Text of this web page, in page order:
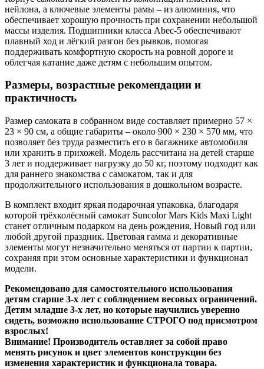
нейлона, а ключевые элементы рамы – из алюминия, что
обеспечивает хорошую прочность при сохранении небольшой
массы изделия. Подшипники класса Abec‑5 обеспечивают
плавный ход и лёгкий разгон без рывков, помогая
поддерживать комфортную скорость на ровной дороге и
облегчая катание даже детям с небольшим опытом.
Размеры, возрастные рекомендации и
практичность
Размер самоката в собранном виде составляет примерно 57 ×
23 × 90 см, а общие габариты – около 900 × 230 × 570 мм, что
позволяет без труда разместить его в багажнике автомобиля
или хранить в прихожей. Модель рассчитана на детей старше
3 лет и поддерживает нагрузку до 50 кг, поэтому подходит как
для раннего знакомства с самокатом, так и для
продолжительного использования в дошкольном возрасте.
В комплект входит яркая подарочная упаковка, благодаря
которой трёхколёсный самокат Suncolor Mars Kids Maxi Light
станет отличным подарком на день рождения, Новый год или
любой другой праздник. Цветовая гамма и декоративные
элементы могут незначительно меняться от партии к партии,
сохраняя при этом основные характеристики и функционал
модели.
Рекомендовано для самостоятельного использования
детям старше 3‑х лет с соблюдением весовых ограничений.
Детям младше 3‑х лет, но которые научились уверенно
сидеть, возможно использование СТРОГО под присмотром
взрослых!
Внимание! Производитель оставляет за собой право
менять рисунок и цвет элементов конструкции без
изменения характеристик и функционала товара.